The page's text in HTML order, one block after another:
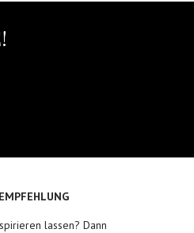
lassen? Dann